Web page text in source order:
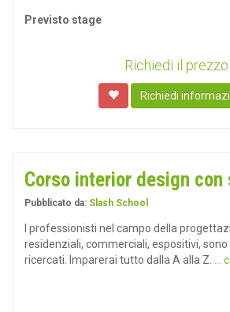
Previsto stage
Richiedi il prezzo
Richiedi
Corso interior design con
Pubblicato da: Slash School
I professionisti nel campo della
residenziali, commerciali, espositivi,
ricercati. Imparerai tutto dalla A alla Z.